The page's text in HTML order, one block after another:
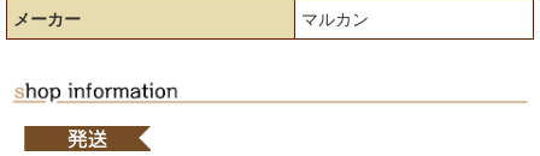
メーカー マルカン